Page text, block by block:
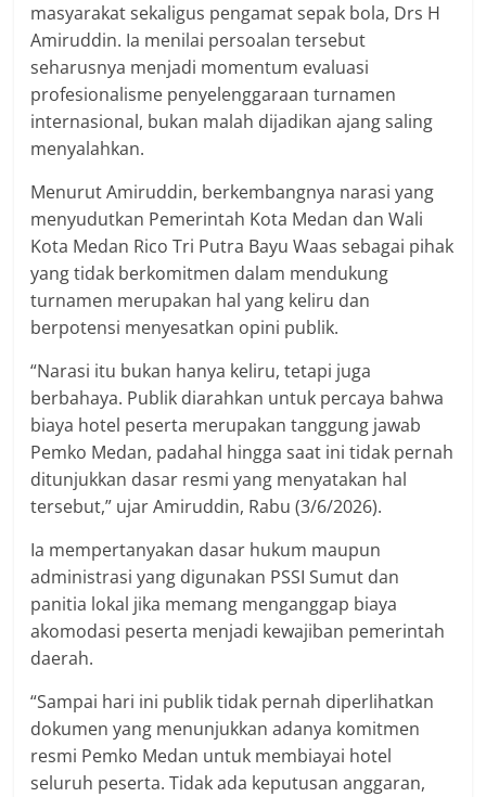
masyarakat sekaligus pengamat sepak bola, Drs H
Amiruddin. Ia menilai persoalan tersebut
seharusnya menjadi momentum evaluasi
profesionalisme penyelenggaraan turnamen
internasional, bukan malah dijadikan ajang saling
menyalahkan.
Menurut Amiruddin, berkembangnya narasi yang
menyudutkan Pemerintah Kota Medan dan Wali
Kota Medan Rico Tri Putra Bayu Waas sebagai pihak
yang tidak berkomitmen dalam mendukung
turnamen merupakan hal yang keliru dan
berpotensi menyesatkan opini publik.
“Narasi itu bukan hanya keliru, tetapi juga
berbahaya. Publik diarahkan untuk percaya bahwa
biaya hotel peserta merupakan tanggung jawab
Pemko Medan, padahal hingga saat ini tidak pernah
ditunjukkan dasar resmi yang menyatakan hal
tersebut,” ujar Amiruddin, Rabu (3/6/2026).
Ia mempertanyakan dasar hukum maupun
administrasi yang digunakan PSSI Sumut dan
panitia lokal jika memang menganggap biaya
akomodasi peserta menjadi kewajiban pemerintah
daerah.
“Sampai hari ini publik tidak pernah diperlihatkan
dokumen yang menunjukkan adanya komitmen
resmi Pemko Medan untuk membiayai hotel
seluruh peserta. Tidak ada keputusan anggaran,